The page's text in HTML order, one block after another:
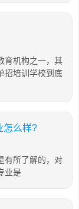
育机构之一，其
招培训学校到底
怎么样?
有所了解的，对
业是